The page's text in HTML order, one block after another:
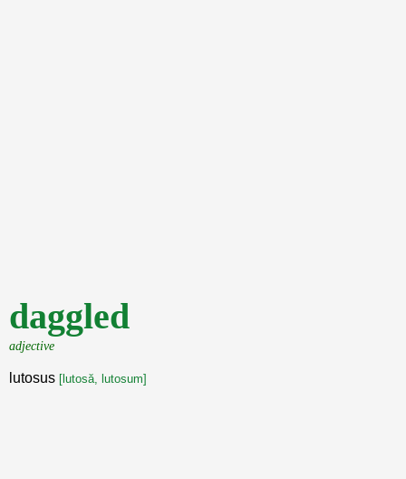
daggled
adjective
lutosus [lutosă, lutosum]